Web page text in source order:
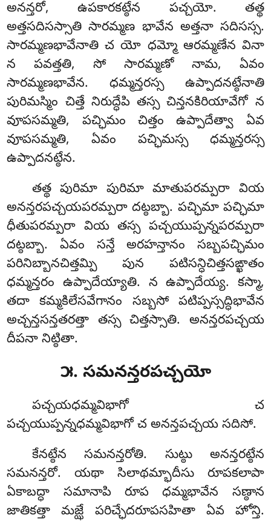
అనన్తరో, ఉపకారకట్ఠేన పచ్చయో. తత్థ
అత్తసదిసస్సాతి సారమ్మణ భావేన అత్తనా సదిసస్స.
సారమ్మణభావేనాతి చ యో ధమ్మో ఆరమ్మణేన వినా
న పవత్తతి, సో సారమ్మణో నామ, ఏవం
సారమ్మణభావేన. ధమ్మన్తరస్స ఉప్పాదనట్ఠేనాతి
పురిమస్మిం చిత్తే నిరుద్ధేపి తస్స చిన్తనకిరియావేగో న
వూపసమ్మతి, పచ్ఛిమం చిత్తం ఉప్పాదేత్వా ఏవ
వూపసమ్మతి, ఏవం పచ్ఛిమస్స ధమ్మన్తరస్స
ఉప్పాదనట్ఠేన.
తత్థ పురిమా పురిమా మాతుపరమ్పరా వియ
అనన్తరపచ్చయపరమ్పరా దట్ఠబ్బా. పచ్ఛిమా పచ్ఛిమా
ధీతుపరమ్పరా వియ తస్స పచ్చయుప్పన్నపరమ్పరా
దట్ఠబ్బా. ఏవం సన్తే అరహన్తానం సబ్బపచ్ఛిమం
పరినిబ్బానచిత్తమ్పి పున పటిసన్ధిచిత్తసఙ్ఖాతం
ధమ్మన్తరం ఉప్పాదేయ్యాతి. న ఉప్పాదేయ్య. కస్మా,
తదా కమ్మకిలేసవేగానం సబ్బసో పటిప్పస్సద్ధిభావేన
అచ్చన్తసన్తతరత్తా తస్స చిత్తస్సాతి. అనన్తరపచ్చయ
దీపనా నిట్ఠితా.
౫. సమనన్తరపచ్చయో
పచ్చయధమ్మవిభాగో చ
పచ్చయుప్పన్నధమ్మవిభాగో చ అనన్తపచ్చయ సదిసో.
కేనట్ఠేన సమనన్తరోతి. సుట్ఠు అనన్తరట్ఠేన
సమనన్తరో. యథా సిలాథమ్భాదీసు రూపకలాపా
ఏకాబద్ధా సమానాపి రూప ధమ్మభావేన సణ్ఠాన
జాతికత్తా మజ్ఝే పరిచ్ఛేదరూపసహితా ఏవ హోన్తి.